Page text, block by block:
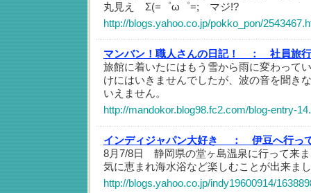
丸見え Σ(=゜ω゜=; マジ!?
http://blogs.yahoo.co.jp/pokko_pon/
マンバン！職人さんの日記！ ：
社員旅
旅館に着いたにはもう雪から雨に変わって
けにはいきませんでしたが、波の音を聞き
いえません。
http://mandokor.blog98.fc2.com/blog-entry-
インディジャパン大好き ：
伊豆へ行っ
8月7/8日 静岡県の堂ヶ島温泉に行って来
気に恵まれ海水浴など楽しむことが出来ま
http://blogs.yahoo.co.jp/indy19600914/